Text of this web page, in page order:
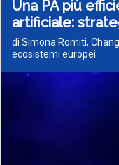
Una PA più
artificiale:
di Simona Romiti,
ecosistemi europei